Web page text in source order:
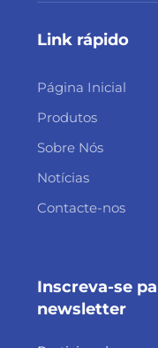
Link rápido
Página Inicial
Produtos
Sobre Nós
Notícias
Contacte-nos
Inscreva-se
newsletter